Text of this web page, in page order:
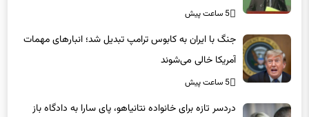
5 ساعت پیش
جنگ با ایران به کابوس ترامپ تبدیل شد؛ انبارهای مهمات
آمریکا خالی می‌شوند
5 ساعت پیش
دردسر تازه برای خانواده نتانیاهو، پای سارا به دادگاه باز